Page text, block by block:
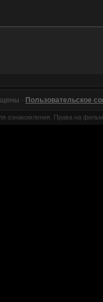
· Пользовательское
ознакомления. Права на